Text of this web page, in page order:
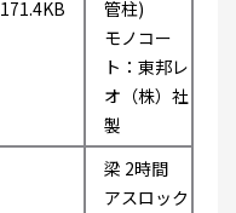
171.4KB
管柱)
モノコー
ト：東邦レ
オ（株）社
製
梁 2時間
アスロック